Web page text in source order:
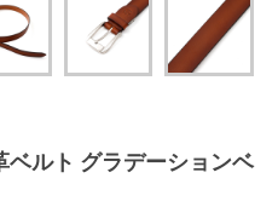
ベルト グラデーションベ